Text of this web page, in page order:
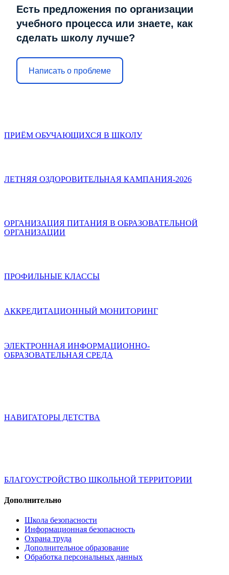
Есть предложения по организации
учебного процесса или знаете, как
сделать школу лучше?
Написать о проблеме
ПРИЁМ ОБУЧАЮЩИХСЯ В ШКОЛУ
ЛЕТНЯЯ ОЗДОРОВИТЕЛЬНАЯ КАМПАНИЯ-2026
ОРГАНИЗАЦИЯ ПИТАНИЯ В ОБРАЗОВАТЕЛЬНОЙ
ОРГАНИЗАЦИИ
ПРОФИЛЬНЫЕ КЛАССЫ
АККРЕДИТАЦИОННЫЙ МОНИТОРИНГ
ЭЛЕКТРОННАЯ ИНФОРМАЦИОННО-
ОБРАЗОВАТЕЛЬНАЯ СРЕДА
НАВИГАТОРЫ ДЕТСТВА
БЛАГОУСТРОЙСТВО ШКОЛЬНОЙ ТЕРРИТОРИИ
Дополнительно
Школа безопасности
Информационная безопасность
Охрана труда
Дополнительное образование
Обработка персональных данных